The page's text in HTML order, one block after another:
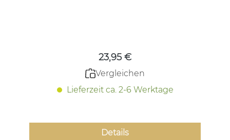
23,95 €
Vergleichen
Lieferzeit ca. 2-6 Werktage
Details